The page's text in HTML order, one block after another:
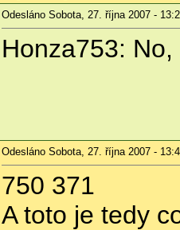
Odesláno Sobota, 27. října 2007 -
Honza753:
Odesláno Sobota, 27. října 2007 -
750 371
A toto je tedy